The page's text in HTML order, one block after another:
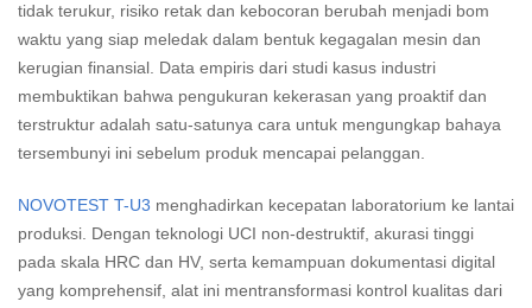
tidak terukur, risiko retak dan kebocoran berubah menjadi bom
waktu yang siap meledak dalam bentuk kegagalan mesin dan
kerugian finansial. Data empiris dari studi kasus industri
membuktikan bahwa pengukuran kekerasan yang proaktif dan
terstruktur adalah satu-satunya cara untuk mengungkap bahaya
tersembunyi ini sebelum produk mencapai pelanggan.
NOVOTEST T-U3 menghadirkan kecepatan laboratorium ke lantai
produksi. Dengan teknologi UCI non-destruktif, akurasi tinggi
pada skala HRC dan HV, serta kemampuan dokumentasi digital
yang komprehensif, alat ini mentransformasi kontrol kualitas dari